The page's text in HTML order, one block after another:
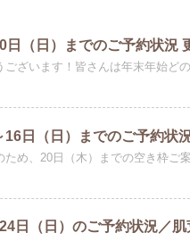
日（日）までのご予約状況
ございます！皆さんは年末年始ど
16日（日）までのご予約状
め、20日（木）までの空き枠ご
日（日）のご予約状況／